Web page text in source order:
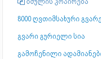
8000 ღვთიმსახური
გვარი გურიელი სია
გამოჩენილი